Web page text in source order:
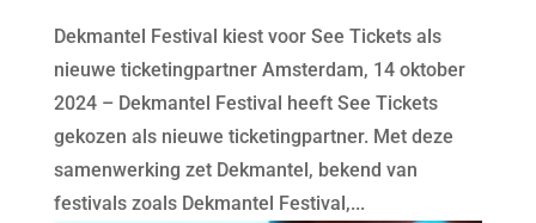
Dekmantel Festival kiest voor See Tickets als
nieuwe ticketingpartner Amsterdam, 14 oktober
2024 – Dekmantel Festival heeft See Tickets
gekozen als nieuwe ticketingpartner. Met deze
samenwerking zet Dekmantel, bekend van
festivals zoals Dekmantel Festival,...